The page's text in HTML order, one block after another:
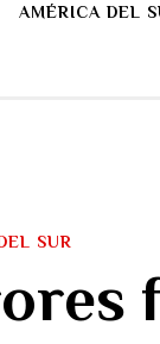
AMÉRICA DEL
SUR